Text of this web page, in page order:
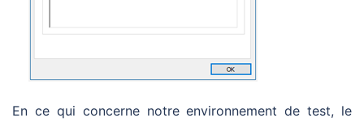
En ce qui concerne notre environnement de test, le